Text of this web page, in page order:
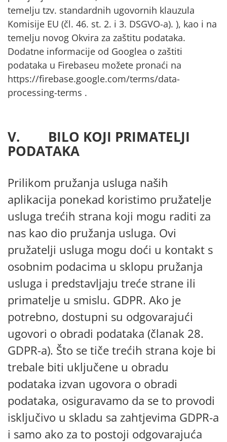
temelju tzv. standardnih ugovornih klauzula
Komisije EU (čl. 46. st. 2. i 3. DSGVO-a). ), kao i na
temelju novog Okvira za zaštitu podataka.
Dodatne informacije od Googlea o zaštiti
podataka u Firebaseu možete pronaći na
https://firebase.google.com/terms/data-
processing-terms .
V. BILO KOJI PRIMATELJI
PODATAKA
Prilikom pružanja usluga naših
aplikacija ponekad koristimo pružatelje
usluga trećih strana koji mogu raditi za
nas kao dio pružanja usluga. Ovi
pružatelji usluga mogu doći u kontakt s
osobnim podacima u sklopu pružanja
usluga i predstavljaju treće strane ili
primatelje u smislu. GDPR. Ako je
potrebno, dostupni su odgovarajući
ugovori o obradi podataka (članak 28.
GDPR-a). Što se tiče trećih strana koje bi
trebale biti uključene u obradu
podataka izvan ugovora o obradi
podataka, osiguravamo da se to provodi
isključivo u skladu sa zahtjevima GDPR-a
i samo ako za to postoji odgovarajuća